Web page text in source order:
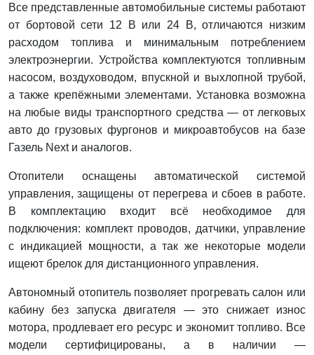
Все представленные автомобильные системы работают
от бортовой сети 12 В или 24 В, отличаются низким
расходом топлива и минимальным потреблением
электроэнергии. Устройства комплектуются топливным
насосом, воздуховодом, впускной и выхлопной трубой,
а также крепёжными элементами. Установка возможна
на любые виды транспортного средства — от легковых
авто до грузовых фургонов и микроавтобусов на базе
Газель Next и аналогов.
Отопители оснащены автоматической системой
управления, защищены от перегрева и сбоев в работе.
В комплектацию входит всё необходимое для
подключения: комплект проводов, датчики, управление
с индикацией мощности, а так же некоторые модели
ищеют брелок для дистанционного управления.
Автономный отопитель позволяет прогревать салон или
кабину без запуска двигателя — это снижает износ
мотора, продлевает его ресурс и экономит топливо. Все
модели сертифицированы, а в наличии —